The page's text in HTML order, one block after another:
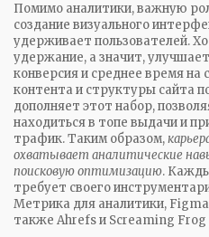
Помимо аналитики, важную
создание визуального
удерживает пользователей.
удержание, а значит,
конверсия и среднее время на
контента и структуры сайта
дополняет этот набор,
находиться в топе выдачи и
трафик. Таким образом,
охватывает аналитические
поисковую оптимизацию.
требует своего
Метрика для аналитики, Figma
также Ahrefs и Screaming Frog